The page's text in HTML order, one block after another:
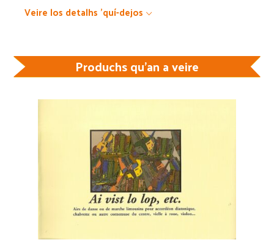
Veire los detalhs 'quí-dejos
Produchs qu'an a veire